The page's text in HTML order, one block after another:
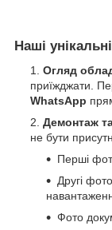
Наші
Огляд
приїжджати.
WhatsApp
Демонтаж
не бути
Перші
Другі
Фото